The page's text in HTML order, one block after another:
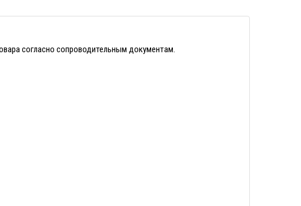
согласно сопроводительным документам.